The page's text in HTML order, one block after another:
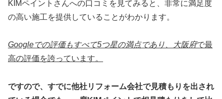
KIMペイントさんへの口コミを見てみると、非常に満足度
の高い施工を提供していることがわかります。
Googleでの評価もすべて5つ星の満点であり、大阪府で最
高の評価を誇っています。
ですので、すでに他社リフォーム会社で見積もりを出され